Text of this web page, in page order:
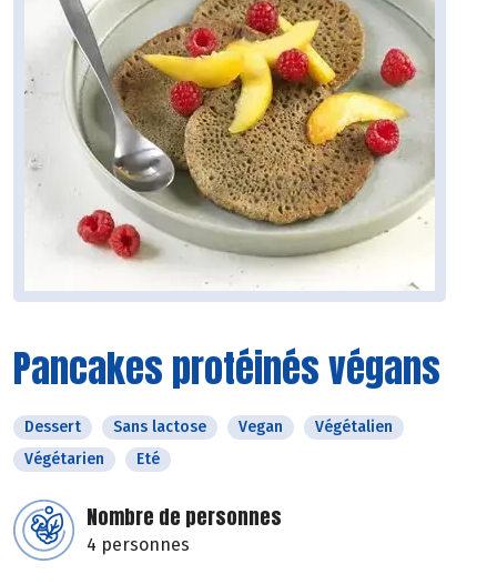
Pancakes protéinés végans
Dessert Sans lactose Vegan
Végétalien
Végétarien
Eté
Nombre de personnes
4 personnes